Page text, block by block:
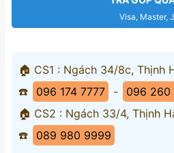
Visa, Master,
🏠 CS1 : Ngách 34/8c, Thịnh
☎️
096 174 7777 -
096 260
🏠 CS2 : Ngách 33/4, Thịnh
☎️
089 980 9999